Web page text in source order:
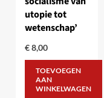
utopie tot
wetenschap’
€8,00
TOEVOEGEN
AAN
WINKELWAGEN